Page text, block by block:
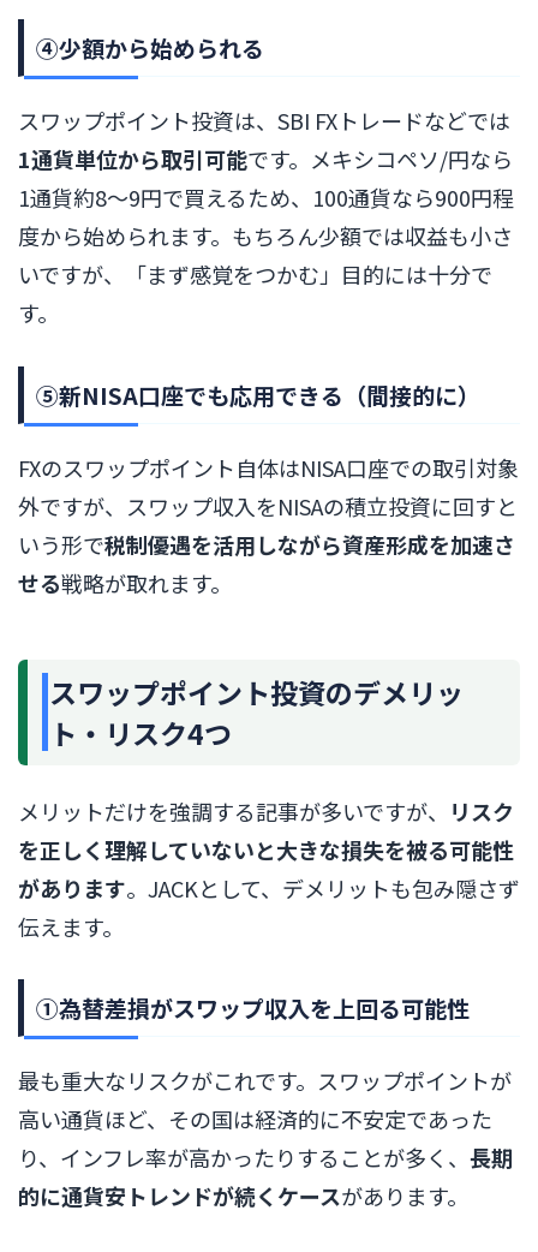
④少額から始められる
スワップポイント投資は、SBI FXトレードなどでは
1通貨単位から取引可能です。メキシコペソ/円なら
1通貨約8〜9円で買えるため、100通貨なら900円程
度から始められます。もちろん少額では収益も小さ
いですが、「まず感覚をつかむ」目的には十分で
す。
⑤新NISA口座でも応用できる（間接的に）
FXのスワップポイント自体はNISA口座での取引対象
外ですが、スワップ収入をNISAの積立投資に回すと
いう形で税制優遇を活用しながら資産形成を加速さ
せる戦略が取れます。
スワップポイント投資のデメリッ
ト・リスク4つ
メリットだけを強調する記事が多いですが、
リスク
を正しく理解していないと大きな損失を被る可能性
があります。JACKとして、デメリットも包み隠さず
伝えます。
①為替差損がスワップ収入を上回る可能性
最も重大なリスクがこれです。スワップポイントが
高い通貨ほど、その国は経済的に不安定であった
り、インフレ率が高かったりすることが多く、 長期
的に通貨安トレンドが続くケースがあります。